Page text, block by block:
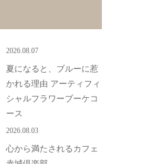
2026.08.07
夏になると、ブルーに惹
かれる理由 アーティフィ
シャルフラワーブーケコ
ース
2026.08.03
心から満たされるカフェ